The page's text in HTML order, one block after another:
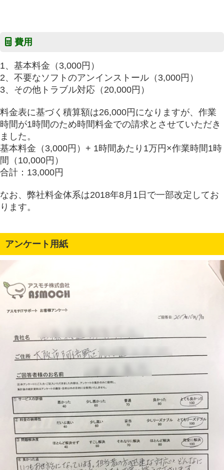
費用
1、基本料金（3,000円）
2、不要なソフトのアンインストール（3,000円）
3、その他トラブル対応（20,000円）
料金表に基づく積算額は26,000円になりますが、作業
時間が1時間のため時間料金での請求とさせていただき
ました。
基本料金（3,000円）+ 1時間あたり1万円×作業時間1時
間（10,000円）
合計：13,000円
なお、弊社料金体系は2018年8月1日で一部改定してお
ります。
アンケート用紙